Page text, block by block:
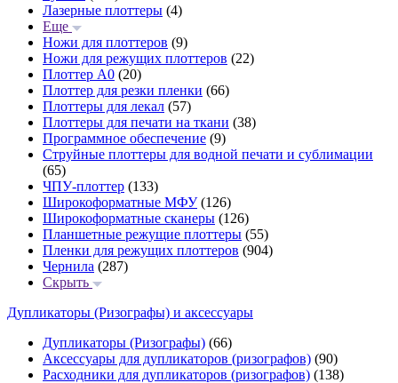
Лазерные плоттеры (4)
Еще
Ножи для плоттеров (9)
Ножи для режущих плоттеров (22)
Плоттер А0 (20)
Плоттер для резки пленки (66)
Плоттеры для лекал (57)
Плоттеры для печати на ткани (38)
Программное обеспечение (9)
Струйные плоттеры для водной печати и сублимации
(65)
ЧПУ-плоттер (133)
Широкоформатные МФУ(126)
Широкоформатные сканеры (126)
Планшетные режущие плоттеры (55)
Пленки для режущих плоттеров (904)
Чернила (287)
Скрыть
Дупликаторы (Ризографы) и аксессуары
Дупликаторы (Ризографы) (66)
Аксессуары для дупликаторов (ризографов) (90)
Расходники для дупликаторов (ризографов) (138)